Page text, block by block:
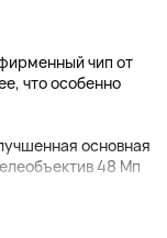
чип от
что особенно
основная
48 Мп